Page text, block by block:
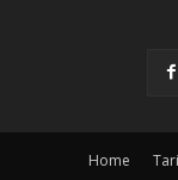
Home